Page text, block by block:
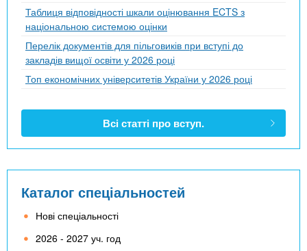
Таблиця відповідності шкали оцінювання ECTS з
національною системою оцінки
Перелік документів для пільговиків при вступі до
закладів вищої освіти у 2026 році
Топ економічних університетів України у 2026 році
Всі статті про вступ.
Каталог спеціальностей
Нові спеціальності
2026 - 2027 уч. год